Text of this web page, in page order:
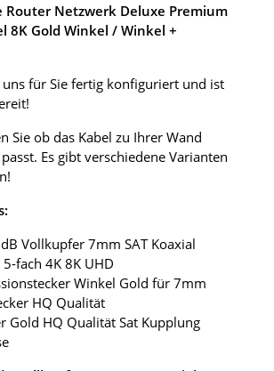
Router Netzwerk Deluxe Premium
8K Gold Winkel / Winkel +
für Sie fertig konfiguriert und ist
Sie ob das Kabel zu Ihrer Wand
Es gibt verschiedene Varianten
Vollkupfer 7mm SAT Koaxial
fach 4K 8K UHD
Winkel Gold für 7mm
HQ Qualität
Gold HQ Qualität Sat Kupplung